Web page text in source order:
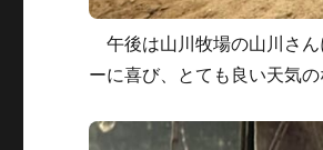
午後は山川牧場の山川さ
ーに喜び、とても良い天気